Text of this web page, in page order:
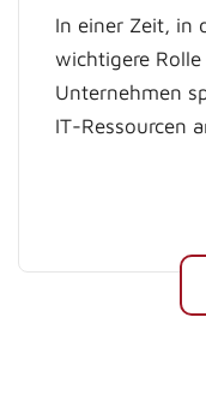
In einer Zeit, in
wichtigere
Unternehmen
IT-Ressourcen